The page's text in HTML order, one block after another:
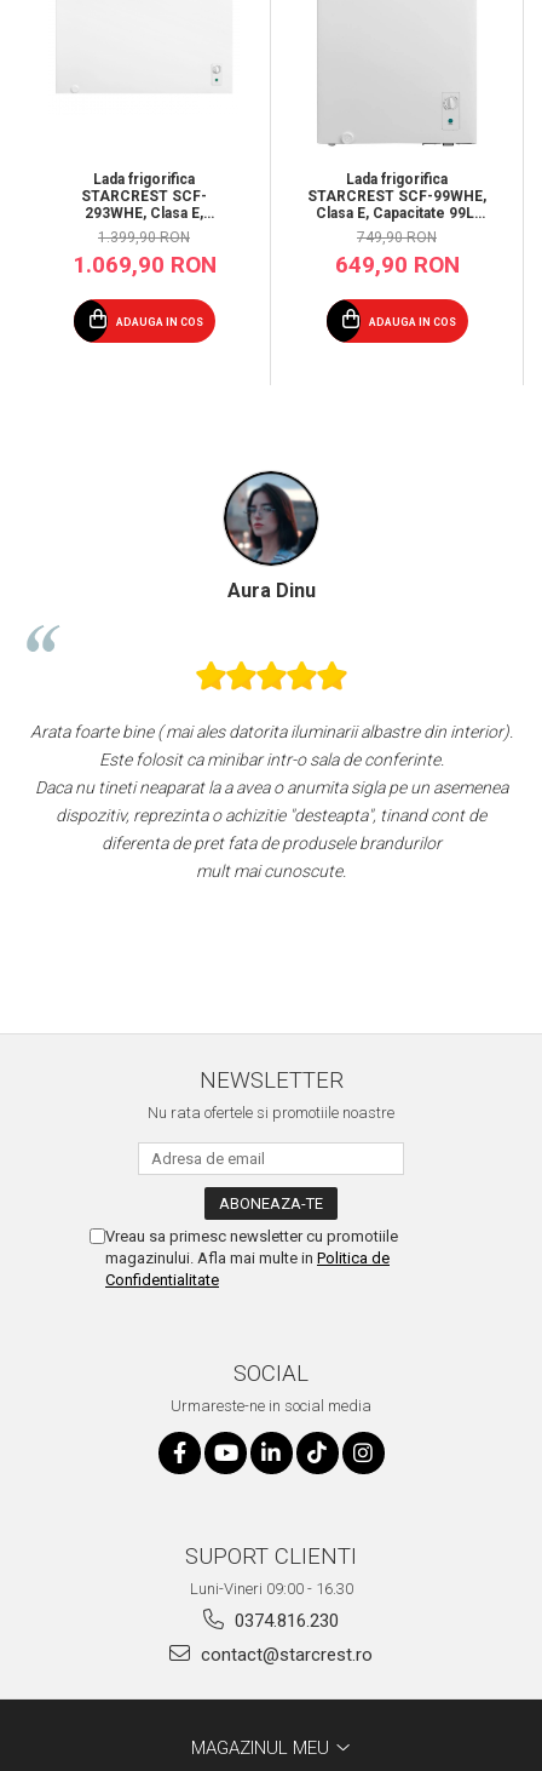
Lada frigorifica
STARCREST SCF-
293WHE, Clasa E,
Capacitate 293L, Sistem
convertibil - functie
frigider, Termostat
reglabil, Alb
1.399,90 RON
1.069,90 RON
ADAUGA IN COS
Lada frigorifica
STARCREST SCF-99WHE,
Clasa E, Capacitate 99L,
Sistem convertibil -
functie frigider,
Termostat reglabil, Alb
749,90 RON
649,90 RON
ADAUGA IN COS
Aura Dinu
Arata foarte bine ( mai ales datorita iluminarii albastre din interior).
Este folosit ca minibar intr-o sala de conferinte.
Daca nu tineti neaparat la a avea o anumita sigla pe un asemenea
dispozitiv, reprezinta o achizitie "desteapta", tinand cont de
diferenta de pret fata de produsele brandurilor
mult mai cunoscute.
NEWSLETTER
Nu rata ofertele si promotiile noastre
Vreau sa primesc newsletter cu promotiile
magazinului. Afla mai multe in Politica de
Confidentialitate
SOCIAL
Urmareste-ne in social media
SUPORT CLIENTI
Luni-Vineri 09:00 - 16.30
0374.816.230
contact@starcrest.ro
MAGAZINUL MEU